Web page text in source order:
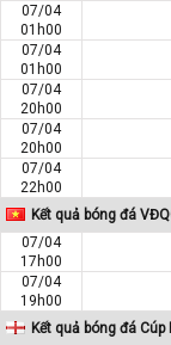
07/04
01h00
07/04
01h00
07/04
20h00
07/04
20h00
07/04
22h00
Kết quả bóng đá
07/04
17h00
07/04
19h00
Kết quả bóng đá Cúp